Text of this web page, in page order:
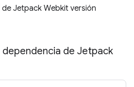
de Jetpack Webkit versión
dependencia de Jetpack